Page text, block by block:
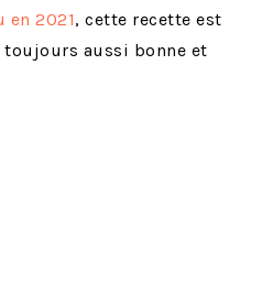
en 2021, cette recette est
aussi bonne et